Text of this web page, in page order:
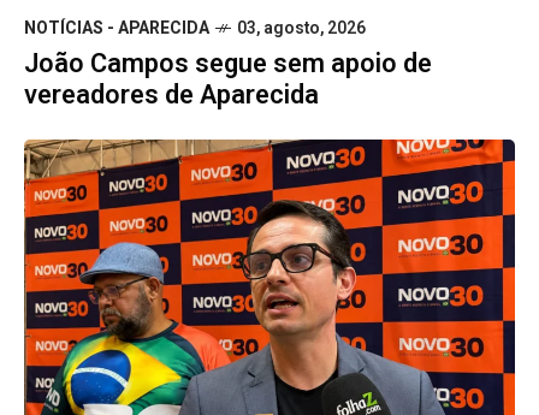
NOTÍCIAS - APARECIDA 03, agosto, 2026
João Campos segue sem apoio de
vereadores de Aparecida